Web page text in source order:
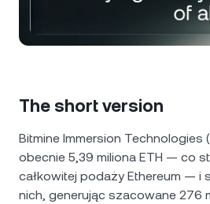
Futures
Program lojalnościowy
Tether USDT
Polkadot DOT
XRP XRP
The short version
Bitmine Immersion Technologies
obecnie 5,39 miliona ETH — co
całkowitej podaży Ethereum — i
nich, generując szacowane 276